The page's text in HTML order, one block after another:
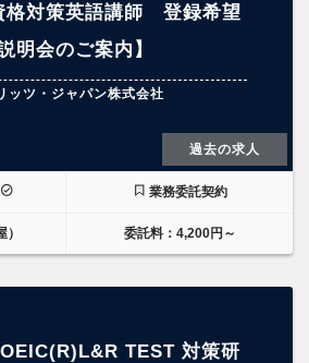
格対策英語講師 登録希望
明会のご案内】
ッツ・ジャパン株式会社
過去の求人
業務委託契約
委託料：4,200円～
TEST 対策研